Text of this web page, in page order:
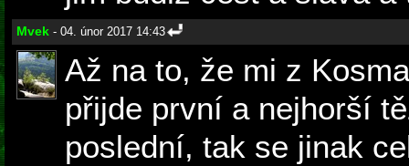
Mvek - 04. únor 2017 14:43
Až na to, že mi z
přijde první a nejhorší
poslední, tak se jinak